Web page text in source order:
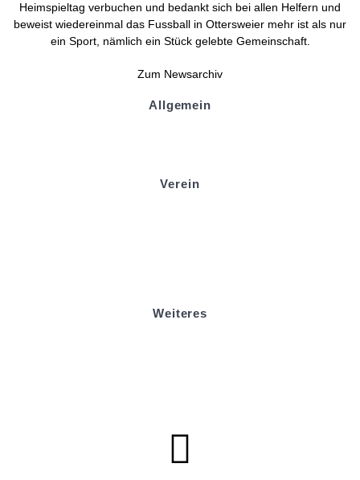
Heimspieltag verbuchen und bedankt sich bei allen Helfern und
beweist wiedereinmal das Fussball in Ottersweier mehr ist als nur
ein Sport, nämlich ein Stück gelebte Gemeinschaft.
Zum Newsarchiv
Allgemein
Verein
Weiteres